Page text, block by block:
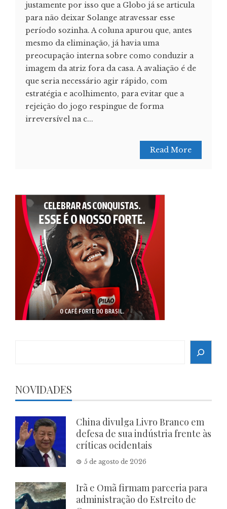
justamente por isso que a Globo já se articula
para não deixar Solange atravessar esse
período sozinha. A coluna apurou que, antes
mesmo da eliminação, já havia uma
preocupação interna sobre como conduzir a
imagem da atriz fora da casa. A avaliação é de
que seria necessário agir rápido, com
estratégia e acolhimento, para evitar que a
rejeição do jogo respingue de forma
irreversível na c...
Read More
NOVIDADES
China divulga Livro Branco em
defesa de sua indústria frente às
críticas ocidentais
5 de agosto de 2026
Irã e Omã firmam parceria para
administração do Estreito de